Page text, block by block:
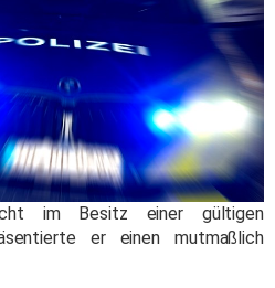
im Besitz einer gültigen
er einen mutmaßlich